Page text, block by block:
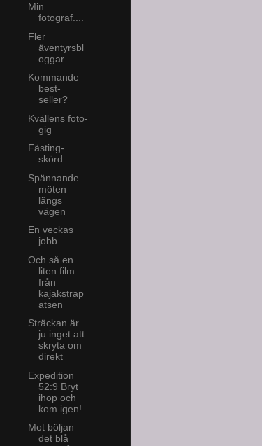
Min
fotograf....
Fler
äventyrsbl
oggar
Kommande
best-
seller?
Kvällens foto-
gig
Fästing-
skörd
Spännande
möten
längs
vägen
En veckas
jobb
Och så en
liten film
från
kajakstrap
atsen
Sträckan är
ju inget att
skryta om
direkt
Expedition
52:9 Bryt
ihop och
kom igen!
Mot böljan
det blå